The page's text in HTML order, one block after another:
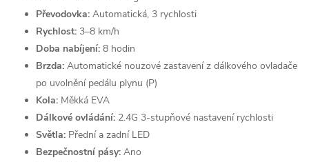
Převodovka: Automatická, 3 rychlosti
Rychlost: 3–8 km/h
Doba nabíjení: 8 hodin
Brzda: Automatické nouzové zastavení z dálkového ovladače
po uvolnění pedálu plynu (P)
Kola: Měkká EVA
Dálkové ovládání: 2.4G 3-stupňové nastavení rychlosti
Světla: Přední a zadní LED
Bezpečnostní pásy: Ano